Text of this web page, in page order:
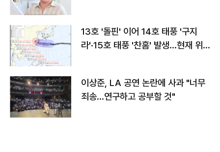
13호 '돌핀' 이어 14호 태풍 '구지
라'·15호 태풍 '찬홈' 발생…현재 위
이상준, LA 공연 논란에 사과 "너무
죄송…연구하고 공부할 것"